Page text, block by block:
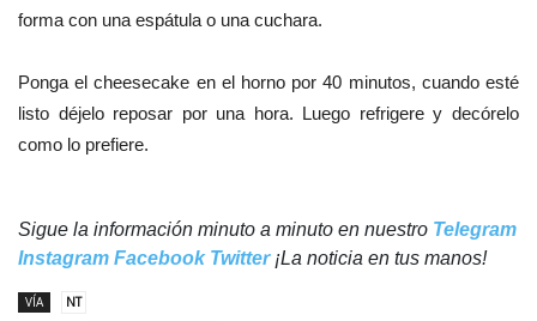
forma con una espátula o una cuchara.
Ponga el cheesecake en el horno por 40 minutos, cuando esté
listo déjelo reposar por una hora. Luego refrigerey decórelo
como lo prefiere.
Sigue la información minuto a minuto en nuestro Telegram
Instagram Facebook Twitter¡La noticia en tus manos!
VÍA
NT